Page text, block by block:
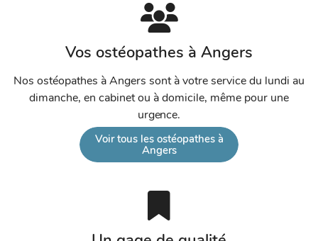
Vos ostéopathes à Angers
Nos ostéopathes à Angers sont à votre service du lundi au
dimanche, en cabinet ou à domicile, même pour une
urgence.
Voir tous les ostéopathes à
Angers